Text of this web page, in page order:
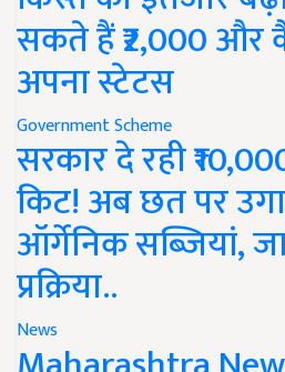
सकते हैं ₹2,000
अपना स्टेटस
Government Scheme
सरकार दे रही
किट! अब छत पर
ऑर्गेनिक सब्जियां,
प्रक्रिया..
News